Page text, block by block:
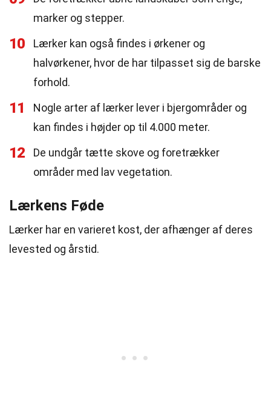
marker og stepper.
10
Lærker kan også findes i ørkener og
halvørkener, hvor de har tilpasset sig de barske
forhold.
11
Nogle arter af lærker lever i bjergområder og
kan findes i højder op til 4.000 meter.
12
De undgår tætte skove og foretrækker
områder med lav vegetation.
Lærkens Føde
Lærker har en varieret kost, der afhænger af deres
levested og årstid.